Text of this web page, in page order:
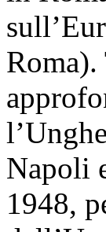
Napoli
1948,